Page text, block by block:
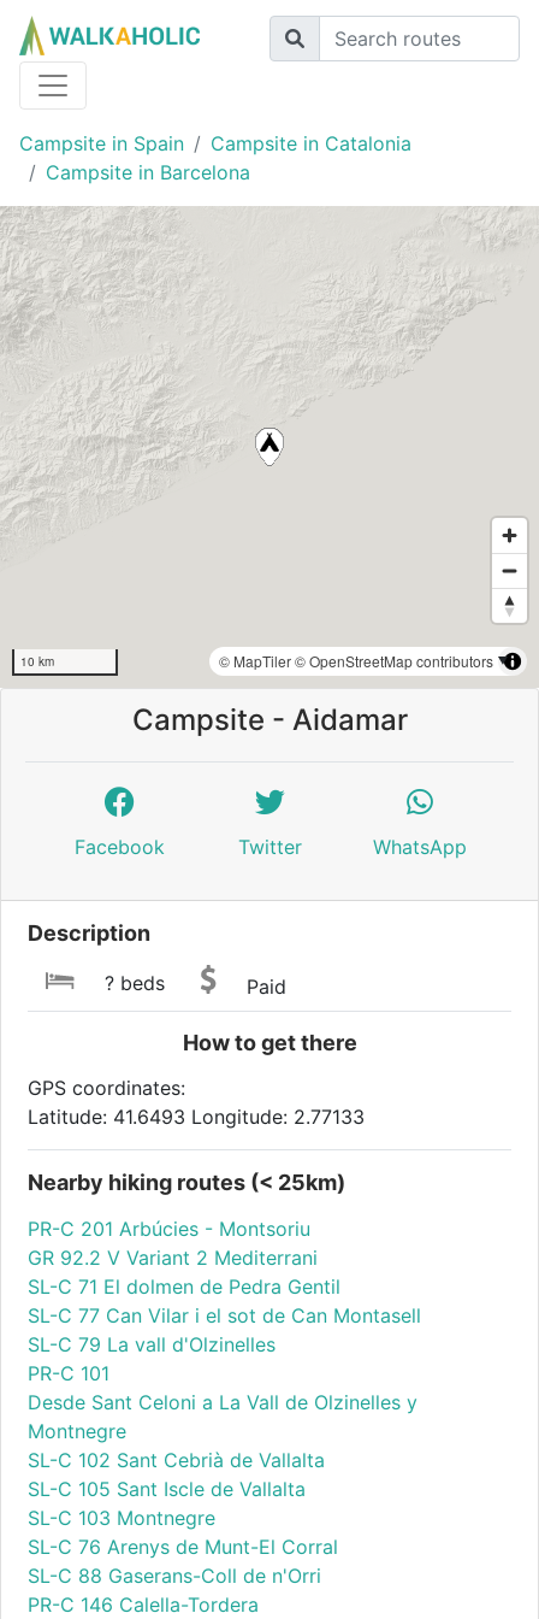
Campsite in Spain
Campsite in Catalonia
Campsite in Barcelona
10 km © MapTiler© OpenStreetMap contributors
Campsite - Aidamar
Facebook Twitter WhatsApp
Description
? beds Paid
How to get there
GPS coordinates:
Latitude: 41.6493 Longitude: 2.77133
Nearby hiking routes (< 25km)
PR-C 201 Arbúcies - Montsoriu
GR 92.2 V Variant 2 Mediterrani
SL-C 71 El dolmen de Pedra Gentil
SL-C 77 Can Vilar i el sot de Can Montasell
SL-C 79 La vall d'Olzinelles
PR-C 101
Desde Sant Celoni a La Vall de Olzinelles y
Montnegre
SL-C 102 Sant Cebrià de Vallalta
SL-C 105 Sant Iscle de Vallalta
SL-C 103 Montnegre
SL-C 76 Arenys de Munt-El Corral
SL-C 88 Gaserans-Coll de n'Orri
PR-C 146 Calella-Tordera